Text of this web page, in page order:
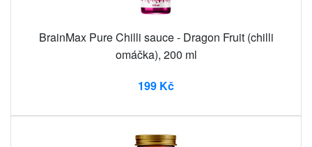
BrainMax Pure Chilli sauce - Dragon Fruit (chilli
omáčka), 200 ml
199 Kč